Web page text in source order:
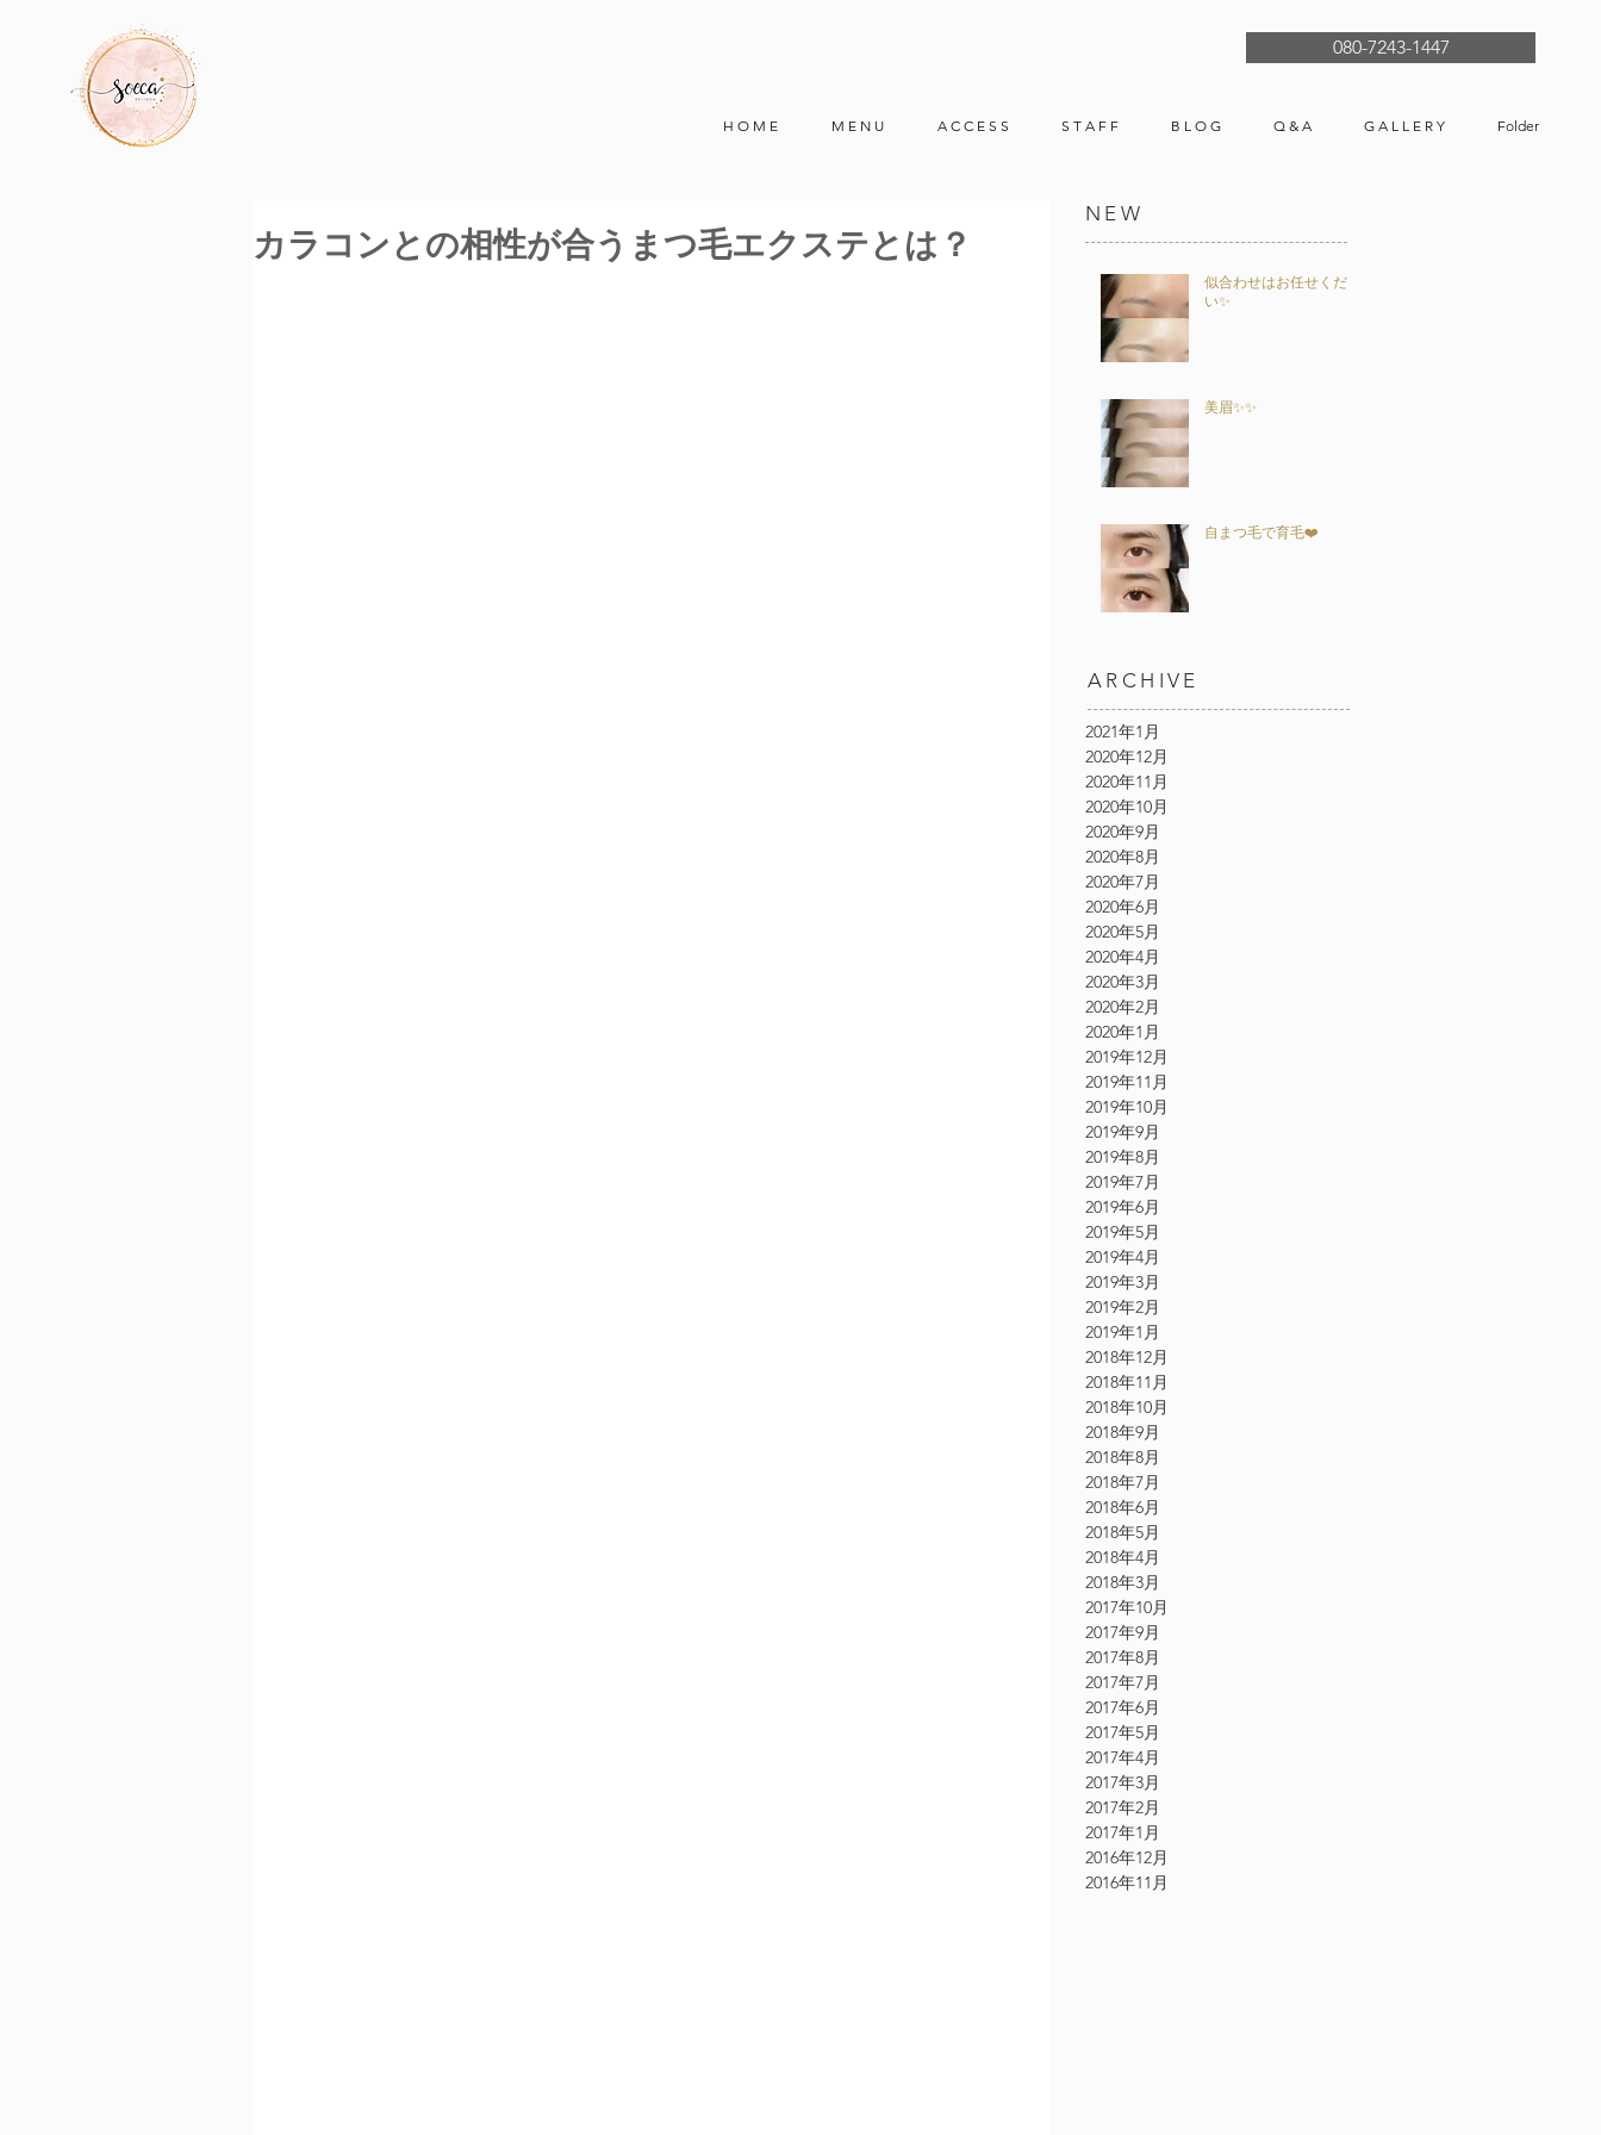
080-7243-1447
H O M E M E N U A C C E S S S T A F F B L O G Q & A G A L L E R Y Folder
カラコンとの相性が合うまつ毛エクステとは？
NEW
似合わせはお任せくださ
い✨
美眉✨✨
自まつ毛で育毛❤️
ARCHIVE
2021年1月
2020年12月
2020年11月
2020年10月
2020年9月
2020年8月
2020年7月
2020年6月
2020年5月
2020年4月
2020年3月
2020年2月
2020年1月
2019年12月
2019年11月
2019年10月
2019年9月
2019年8月
2019年7月
2019年6月
2019年5月
2019年4月
2019年3月
2019年2月
2019年1月
2018年12月
2018年11月
2018年10月
2018年9月
2018年8月
2018年7月
2018年6月
2018年5月
2018年4月
2018年3月
2017年10月
2017年9月
2017年8月
2017年7月
2017年6月
2017年5月
2017年4月
2017年3月
2017年2月
2017年1月
2016年12月
2016年11月